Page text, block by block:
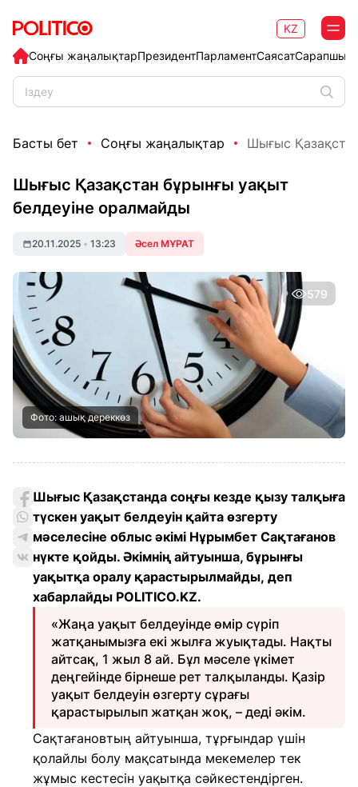
Соңғы жаңалықтарПрезидентПарламентСаясат
KZ
Басты бет Соңғы жаңалықтар Шығыс
Шығыс Қазақстан бұрынғы уақыт
белдеуіне оралмайды
20.11.2025 • 13:23 Әсел МҰРАТ
579
Фото: ашық дереккөз
Шығыс Қазақстанда соңғы кезде қызу талқыға
түскен уақыт белдеуін қайта өзгерту
мәселесіне облыс әкімі Нұрымбет Сақтағанов
нүкте қойды. Әкімнің айтуынша, бұрынғы
уақытқа оралу қарастырылмайды, деп
хабарлайды POLITICO.KZ.
«Жаңа уақыт белдеуінде өмір сүріп
жатқаны­мызға екі жылға жуықтады. Нақты
айтсақ, 1 жыл 8 ай. Бұл мәселе үкімет
деңгейінде бірнеше рет талқыланды. Қазір
уақыт белдеуін өзгерту сұрағы
қарастырылып жатқан жоқ, – деді әкім.
Сақтағановтың айтуынша, тұрғындар үшін
қолайлы болу мақсатында мекемелер тек
жұмыс кестесін уақытқа сәйкестендірген.